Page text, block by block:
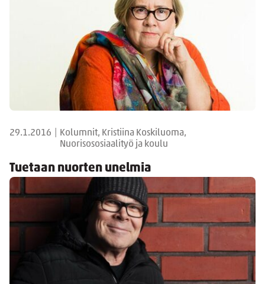
29.1.2016
Kolumnit, Kristiina Koskiluoma,
Nuorisososiaalityö ja koulu
Tuetaan nuorten unelmia